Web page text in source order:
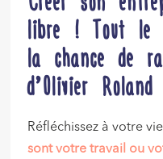
libre ! Tout le
la chance de
d’Olivier Roland
Réfléchissez à votre
sont votre travail ou